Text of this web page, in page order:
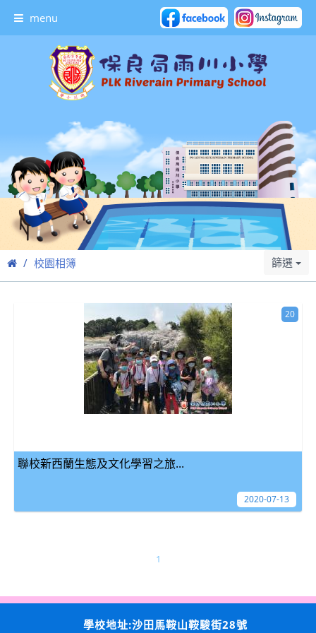
menu
校園相簿 篩選
聯校新西蘭生態及文化學習之旅...
20
2020-07-13
1
學校地址:沙田馬鞍山鞍駿街28號